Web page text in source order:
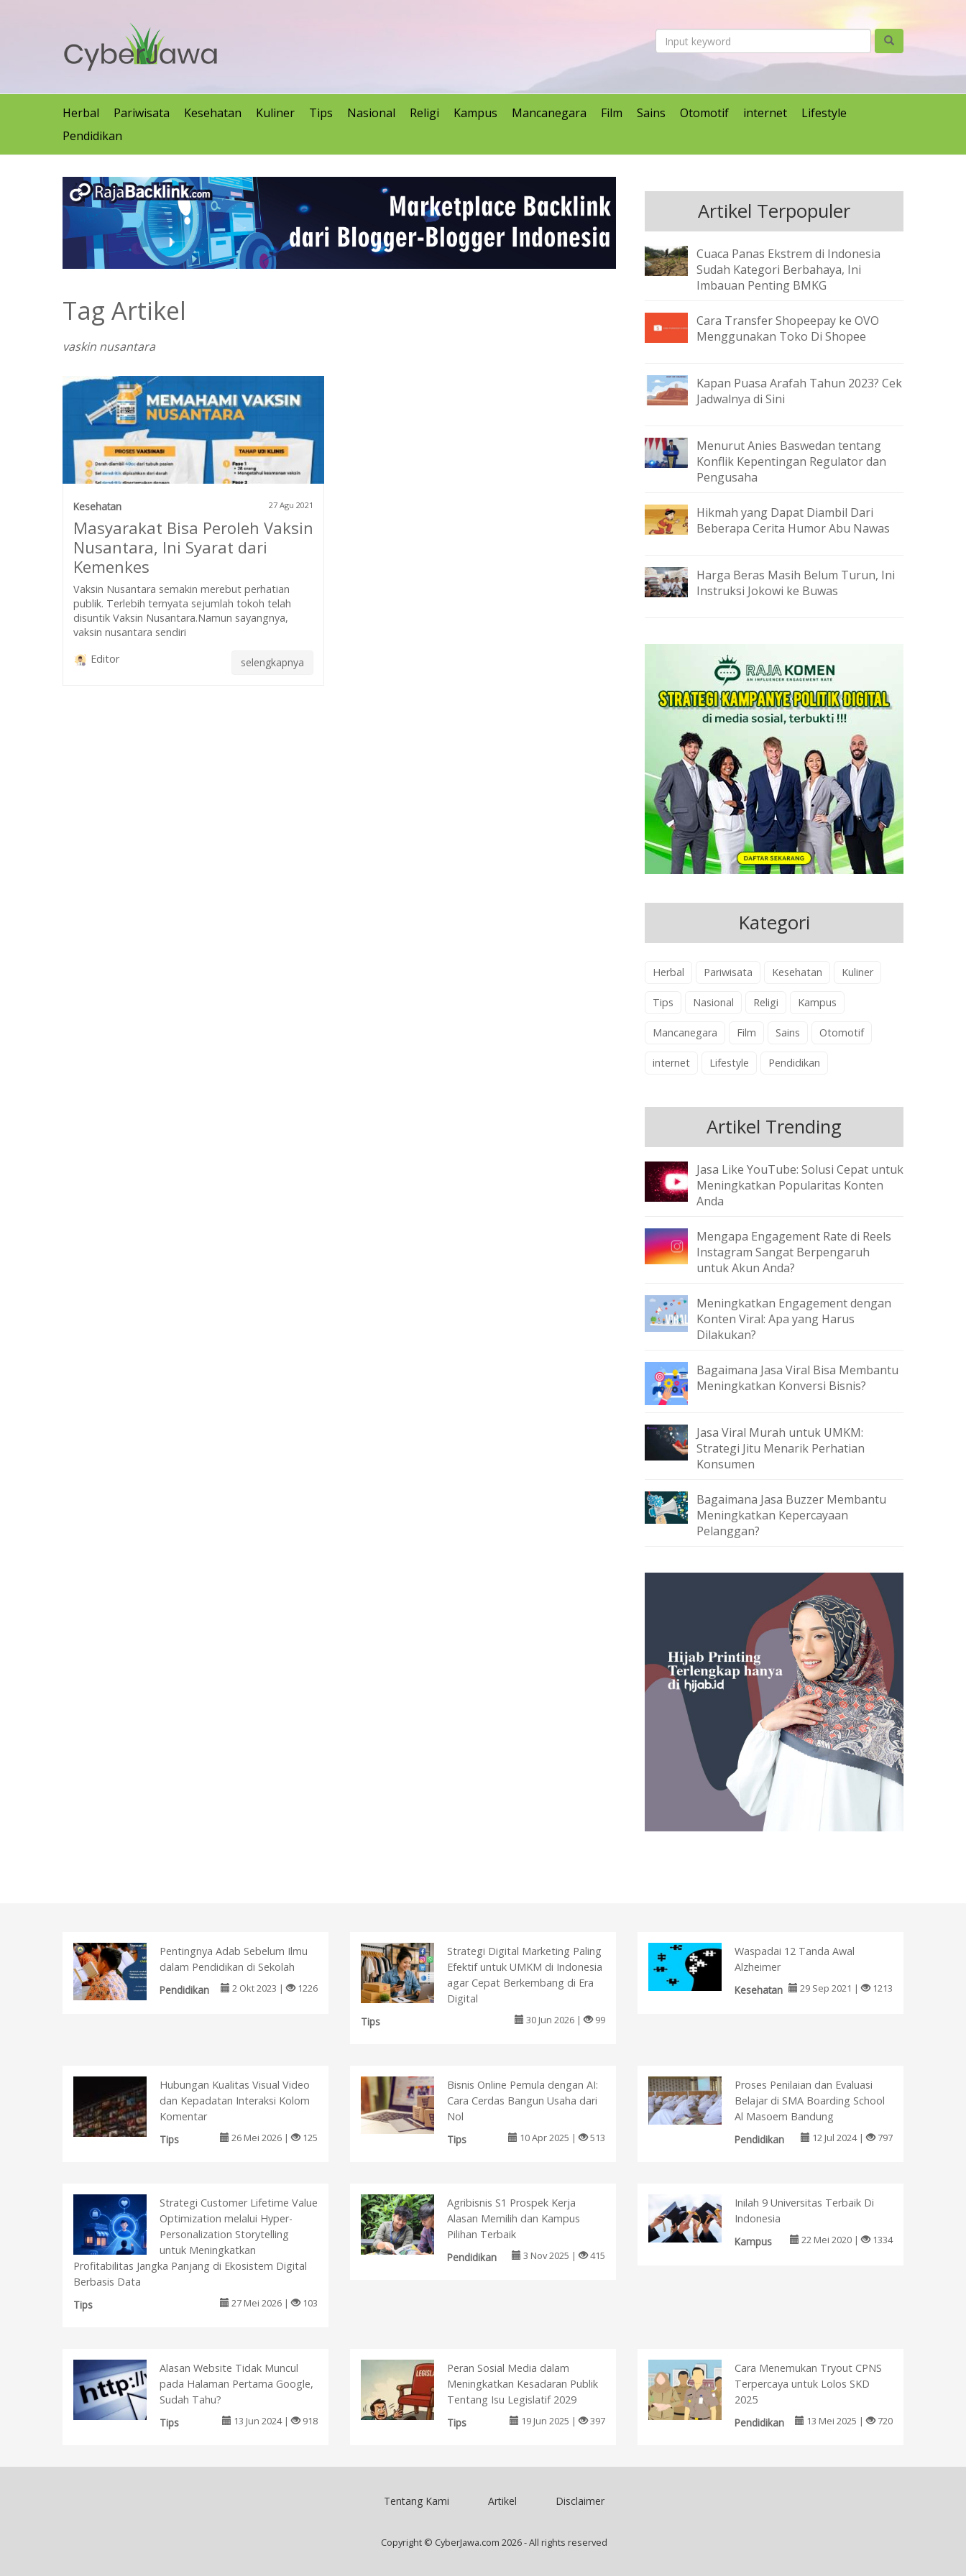
Herbal Pariwisata Kesehatan Kuliner Tips Nasional Religi Kampus Mancanegara Film Sains Otomotif internet
Lifestyle
Pendidikan
Tag Artikel
vaskin nusantara
Kesehatan 27 Agu 2021
Masyarakat Bisa Peroleh Vaksin
Nusantara, Ini Syarat dari
Kemenkes
Vaksin Nusantara semakin merebut perhatian
publik. Terlebih ternyata sejumlah tokoh telah
disuntik Vaksin Nusantara.Namun sayangnya,
vaksin nusantara sendiri
Editor
selengkapnya
Artikel Terpopuler
Cuaca Panas Ekstrem di Indonesia
Sudah Kategori Berbahaya, Ini
Imbauan Penting BMKG
Cara Transfer Shopeepay ke OVO
Menggunakan Toko Di Shopee
Kapan Puasa Arafah Tahun 2023? Cek
Jadwalnya di Sini
Menurut Anies Baswedan tentang
Konflik Kepentingan Regulator dan
Pengusaha
Hikmah yang Dapat Diambil Dari
Beberapa Cerita Humor Abu Nawas
Harga Beras Masih Belum Turun, Ini
Instruksi Jokowi ke Buwas
Kategori
Herbal Pariwisata Kesehatan Kuliner
Tips Nasional Religi Kampus
Mancanegara Film Sains Otomotif
internet Lifestyle Pendidikan
Artikel Trending
Jasa Like YouTube: Solusi Cepat untuk
Meningkatkan Popularitas Konten
Anda
Mengapa Engagement Rate di Reels
Instagram Sangat Berpengaruh
untuk Akun Anda?
Meningkatkan Engagement dengan
Konten Viral: Apa yang Harus
Dilakukan?
Bagaimana Jasa Viral Bisa Membantu
Meningkatkan Konversi Bisnis?
Jasa Viral Murah untuk UMKM:
Strategi Jitu Menarik Perhatian
Konsumen
Bagaimana Jasa Buzzer Membantu
Meningkatkan Kepercayaan
Pelanggan?
Pentingnya Adab Sebelum Ilmu
dalam Pendidikan di Sekolah
Pendidikan
2 Okt 2023 | 1226
Strategi Digital Marketing Paling
Efektif untuk UMKM di Indonesia
agar Cepat Berkembang di Era
Digital
Tips
30 Jun 2026 | 99
Waspadai 12 Tanda Awal
Alzheimer
Kesehatan
29 Sep 2021 | 1213
Hubungan Kualitas Visual Video
dan Kepadatan Interaksi Kolom
Komentar
Tips
26 Mei 2026 | 125
Bisnis Online Pemula dengan AI:
Cara Cerdas Bangun Usaha dari
Nol
Tips
10 Apr 2025 | 513
Proses Penilaian dan Evaluasi
Belajar di SMA Boarding School
Al Masoem Bandung
Pendidikan
12 Jul 2024 | 797
Strategi Customer Lifetime Value
Optimization melalui Hyper-
Personalization Storytelling
untuk Meningkatkan
Profitabilitas Jangka Panjang di Ekosistem Digital
Berbasis Data
Tips
27 Mei 2026 | 103
Agribisnis S1 Prospek Kerja
Alasan Memilih dan Kampus
Pilihan Terbaik
Pendidikan
3 Nov 2025 | 415
Inilah 9 Universitas Terbaik Di
Indonesia
Kampus
22 Mei 2020 | 1334
Alasan Website Tidak Muncul
pada Halaman Pertama Google,
Sudah Tahu?
Tips
13 Jun 2024 | 918
Peran Sosial Media dalam
Meningkatkan Kesadaran Publik
Tentang Isu Legislatif 2029
Tips
19 Jun 2025 | 397
Cara Menemukan Tryout CPNS
Terpercaya untuk Lolos SKD
2025
Pendidikan
13 Mei 2025 | 720
Tentang Kami Artikel Disclaimer
Copyright © CyberJawa.com 2026 - All rights reserved